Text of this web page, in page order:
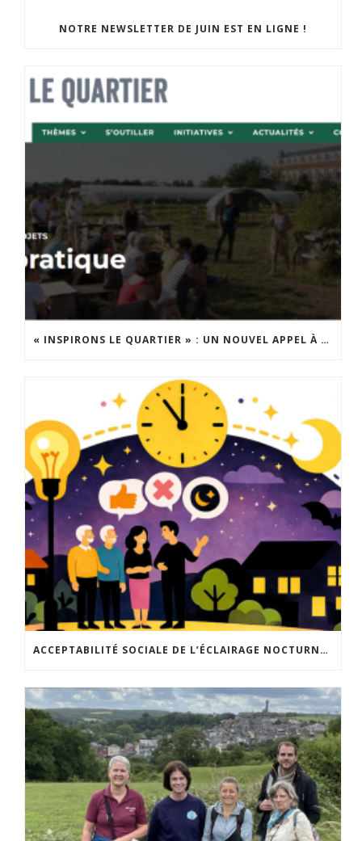
NOTRE NEWSLETTER DE JUIN EST EN LIGNE !
« INSPIRONS LE QUARTIER » : UN NOUVEL APPEL À PROJETS EST LANCÉ !
ACCEPTABILITÉ SOCIALE DE L’ÉCLAIRAGE NOCTURNE : LE REPLAY EST DISPONIBLE